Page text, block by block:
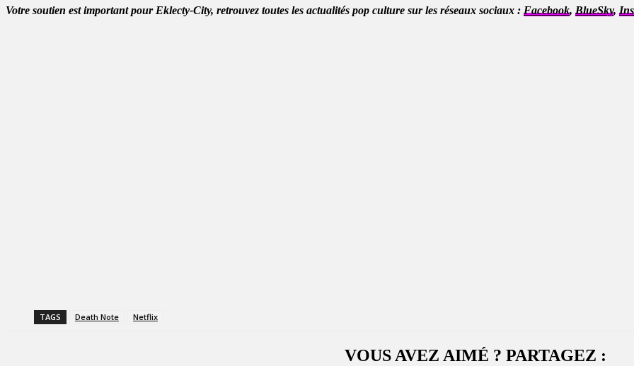
Votre soutien est important pour Eklecty-City, retrouvez toutes les actualités pop culture sur les réseaux sociaux : Facebook, BlueSky,
TAGS Death Note Netflix
VOUS AVEZ AIMÉ ? PARTAGEZ :